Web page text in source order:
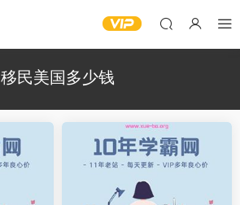
移民美国多少钱